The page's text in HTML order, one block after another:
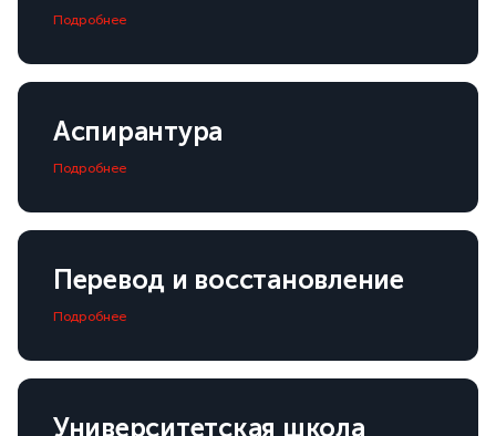
Подробнее
Аспирантура
Подробнее
Перевод и восстановление
Подробнее
Университетская школа